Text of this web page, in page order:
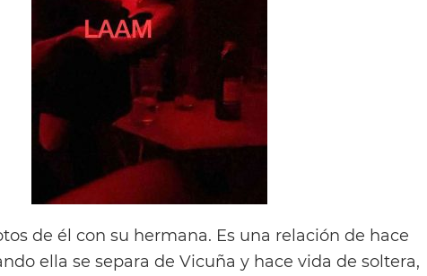
de él con su hermana. Es una relación de hace
ella se separa de Vicuña y hace vida de soltera,